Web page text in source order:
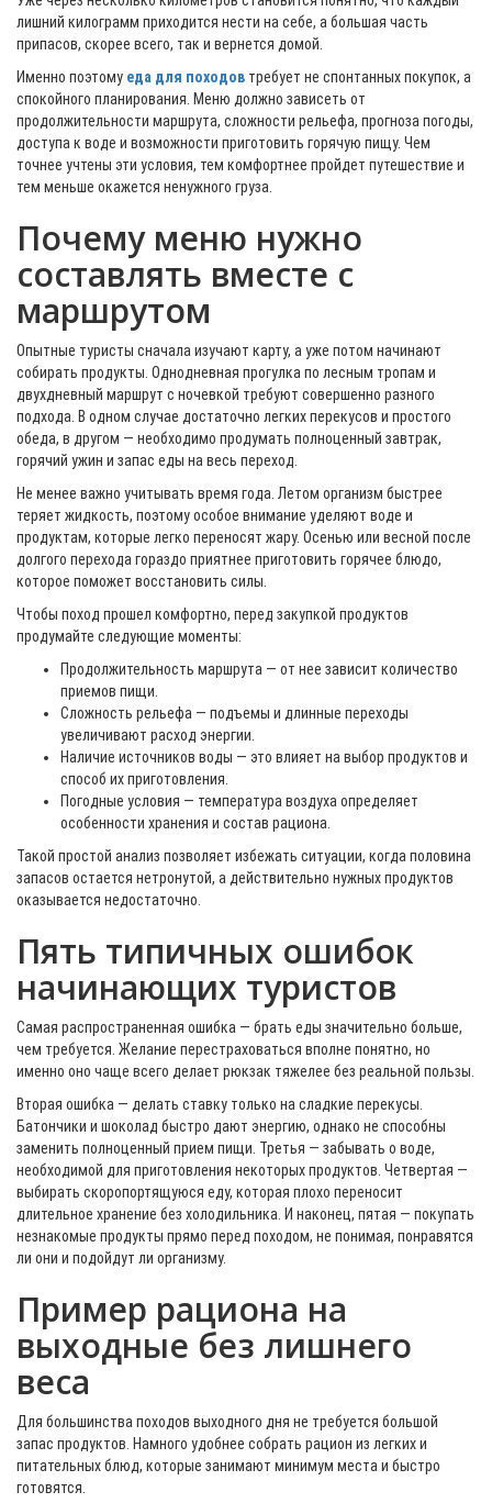
лишний килограмм приходится нести на себе, а большая часть
припасов, скорее всего, так и вернется домой.
Именно поэтому еда для походов требует не спонтанных покупок, а
спокойного планирования. Меню должно зависеть от
продолжительности маршрута, сложности рельефа, прогноза погоды,
доступа к воде и возможности приготовить горячую пищу. Чем
точнее учтены эти условия, тем комфортнее пройдет путешествие и
тем меньше окажется ненужного груза.
Почему меню нужно
составлять вместе с
маршрутом
Опытные туристы сначала изучают карту, а уже потом начинают
собирать продукты. Однодневная прогулка по лесным тропам и
двухдневный маршрут с ночевкой требуют совершенно разного
подхода. В одном случае достаточно легких перекусов и простого
обеда, в другом — необходимо продумать полноценный завтрак,
горячий ужин и запас еды на весь переход.
Не менее важно учитывать время года. Летом организм быстрее
теряет жидкость, поэтому особое внимание уделяют воде и
продуктам, которые легко переносят жару. Осенью или весной после
долгого перехода гораздо приятнее приготовить горячее блюдо,
которое поможет восстановить силы.
Чтобы поход прошел комфортно, перед закупкой продуктов
продумайте следующие моменты:
Продолжительность маршрута — от нее зависит количество
приемов пищи.
Сложность рельефа — подъемы и длинные переходы
увеличивают расход энергии.
Наличие источников воды — это влияет на выбор продуктов и
способ их приготовления.
Погодные условия — температура воздуха определяет
особенности хранения и состав рациона.
Такой простой анализ позволяет избежать ситуации, когда половина
запасов остается нетронутой, а действительно нужных продуктов
оказывается недостаточно.
Пять типичных ошибок
начинающих туристов
Самая распространенная ошибка — брать еды значительно больше,
чем требуется. Желание перестраховаться вполне понятно, но
именно оно чаще всего делает рюкзак тяжелее без реальной пользы.
Вторая ошибка — делать ставку только на сладкие перекусы.
Батончики и шоколад быстро дают энергию, однако не способны
заменить полноценный прием пищи. Третья — забывать о воде,
необходимой для приготовления некоторых продуктов. Четвертая —
выбирать скоропортящуюся еду, которая плохо переносит
длительное хранение без холодильника. И наконец, пятая — покупать
незнакомые продукты прямо перед походом, не понимая, понравятся
ли они и подойдут ли организму.
Пример рациона на
выходные без лишнего
веса
Для большинства походов выходного дня не требуется большой
запас продуктов. Намного удобнее собрать рацион из легких и
питательных блюд, которые занимают минимум места и быстро
готовятся.